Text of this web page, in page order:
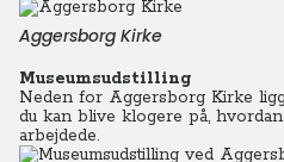
Aggersborg Kirke
Museumsudstilling
Neden for Aggersborg Kirke
du kan blive klogere på,
arbejdede.